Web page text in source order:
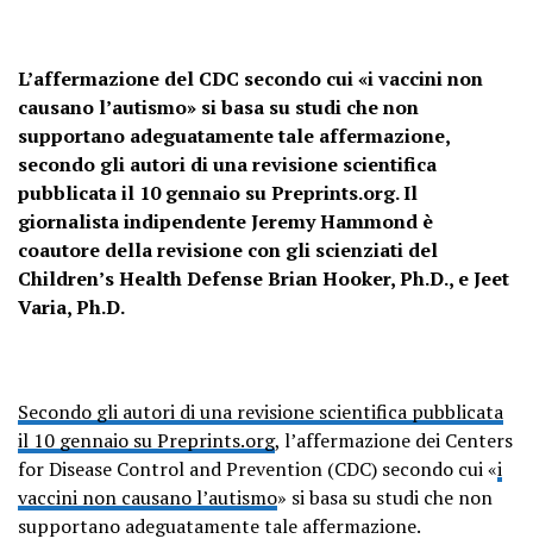
L’affermazione del CDC secondo cui «i vaccini non
causano l’autismo» si basa su studi che non
supportano adeguatamente tale affermazione,
secondo gli autori di una revisione scientifica
pubblicata il 10 gennaio su Preprints.org. Il
giornalista indipendente Jeremy Hammond è
coautore della revisione con gli scienziati del
Children’s Health Defense Brian Hooker, Ph.D., e Jeet
Varia, Ph.D.
Secondo gli autori di una revisione scientifica pubblicata
il 10 gennaio su Preprints.org, l’affermazione dei Centers
for Disease Control and Prevention (CDC) secondo cui «i
vaccini non causano l’autismo» si basa su studi che non
supportano adeguatamente tale affermazione.